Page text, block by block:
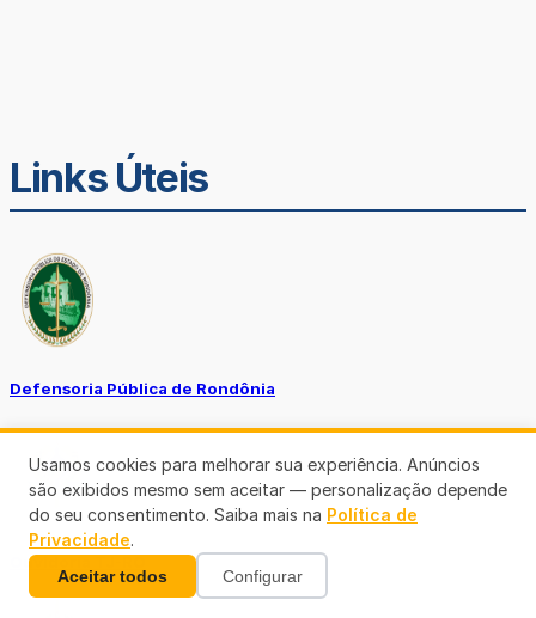
Links Úteis
Defensoria Pública de Rondônia
Ouvidoria TJ-RO
Usamos cookies para melhorar sua experiência. Anúncios
são exibidos mesmo sem aceitar — personalização depende
do seu consentimento. Saiba mais na Política de
Privacidade.
Aceitar todos Configurar